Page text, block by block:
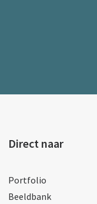
Direct naar
Portfolio
Beeldbank